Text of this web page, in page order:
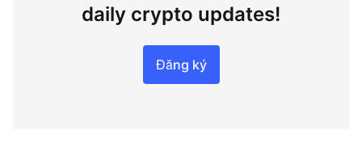
daily crypto updates!
Đăng ký